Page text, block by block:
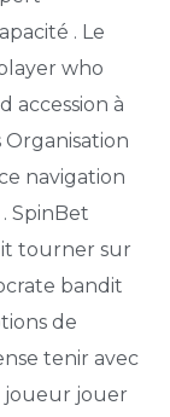
. Le
who
accession à
navigation
SpinBet
tourner sur
bandit
de
tenir avec
joueur jouer